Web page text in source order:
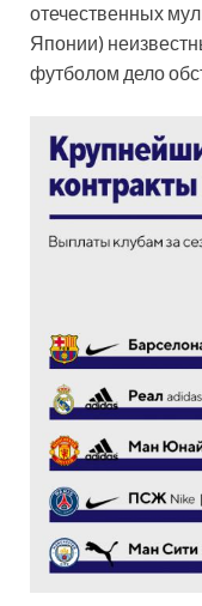
отечественных
Японии)
футболом дело